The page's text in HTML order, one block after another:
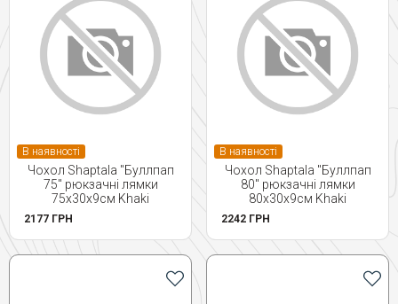
В наявності
Чохол Shaptala "Буллпап
75" рюкзачні лямки
75х30х9см Khaki
2177 ГРН
В наявності
Чохол Shaptala "Буллпап
80" рюкзачні лямки
80х30х9см Khaki
2242 ГРН